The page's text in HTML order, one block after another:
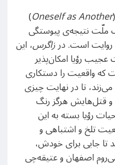
(
Oneself as Another
)
ملّت نتیجه‌ی پیوستگی
روایت است. درزاگرس، این
رؤیا امکان‌پذیر
واقعیت را دستکاری
تا در نهایت چیزی
و قتل‌هایش هرگز رنگ
رؤیا بسته به این
تلخ و اشتباهی و
تا جایی برای خودش،
اصفهان و عتیقه‌چی